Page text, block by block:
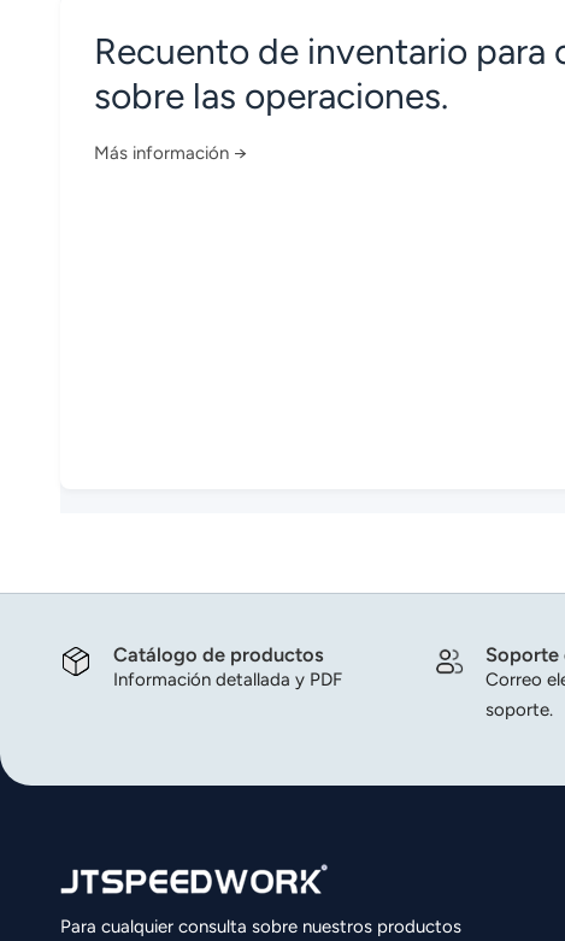
Recuento de inventario
sobre las operaciones.
Más información →
Catálogo de productos
Información detallada y PDF
Soporte
Correo
soporte.
Para cualquier consulta sobre nuestros productos